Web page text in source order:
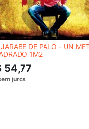
DE PALO - UN
1M2
54,77